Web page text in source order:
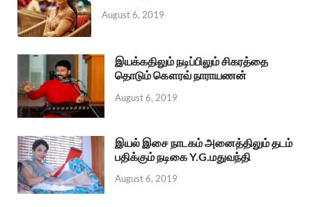
August 6, 2019
இயக்கதிலும் நடிப்பிலும் சிகரத்தை
தொடும் கௌரவ் நாராயணன்
August 6, 2019
இயல் இசை நாடகம் அனைத்திலும் தடம்
பதிக்கும் நடிகை Y.G.மதுவந்தி
August 6, 2019